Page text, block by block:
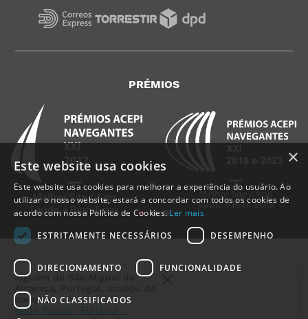
PRÉMIOS
MedicalShop - Saúde e Bem-Estar
2011-2026 | Todos os direitos reservados
×
Este website usa cookies
Este website usa cookies para melhorar a experiência do usuário. Ao
utilizar o nosso website, estará a concordar com todos os cookies de
acordo com nossa Política de Cookies. Ler mais
ESTRITAMENTE NECESSÁRIOS
DESEMPENHO
DIRECIONAMENTO FUNCIONALIDADE
NÃO CLASSIFICADOS